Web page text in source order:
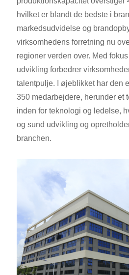
hvilket er blandt de bedste i
markedsudvidelse og
virksomhedens forretning nu
regioner verden over. Med
udvikling forbedrer
talentpulje. I øjeblikket har den
350 medarbejdere, herunder et
inden for teknologi og ledelse,
og sund udvikling og
branchen.